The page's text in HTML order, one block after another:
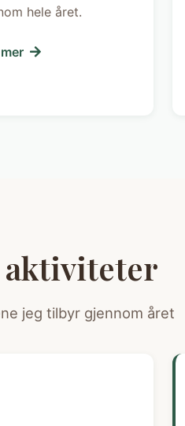
hele året.
jeg tilbyr gjennom året